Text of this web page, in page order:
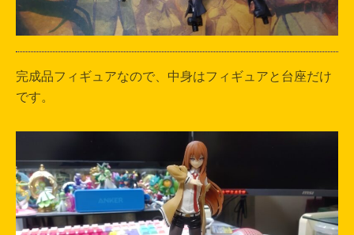
完成品フィギュアなので、中身はフィギュアと台座だけ
です。